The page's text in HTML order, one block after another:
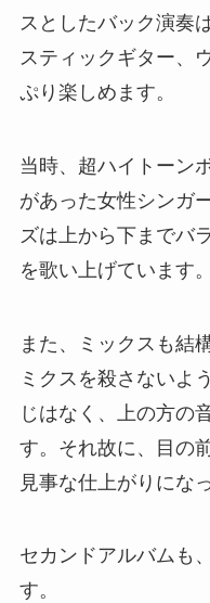
スとしたバック演奏
スティックギター、
ぷり楽しめます。
当時、超ハイトーン
があった女性シンガ
ズは上から下までバ
を歌い上げています。
また、ミックスも結
ミクスを殺さないよ
じはなく、上の方の
す。それ故に、目の
見事な仕上がりにな
セカンドアルバムも
す。